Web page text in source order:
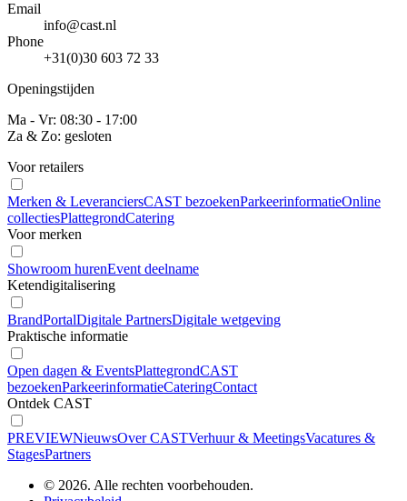
Email
info@cast.nl
Phone
+31(0)30 603 72 33
Openingstijden
Ma - Vr: 08:30 - 17:00
Za & Zo: gesloten
Voor retailers
Merken & LeveranciersCAST bezoekenParkeerinformatieOnline
collectiesPlattegrondCatering
Voor merken
Showroom hurenEvent deelname
Ketendigitalisering
BrandPortalDigitale PartnersDigitale wetgeving
Praktische informatie
Open dagen & EventsPlattegrondCAST
bezoekenParkeerinformatieCateringContact
Ontdek CAST
PREVIEWNieuwsOver CASTVerhuur & MeetingsVacatures &
StagesPartners
© 2026. Alle rechten voorbehouden.